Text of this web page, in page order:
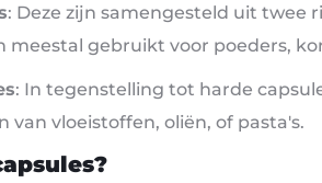
: Deze zijn samengesteld uit twee
meestal gebruikt voor poeders,
: In tegenstelling tot harde
van vloeistoffen, oliën, of pasta's.